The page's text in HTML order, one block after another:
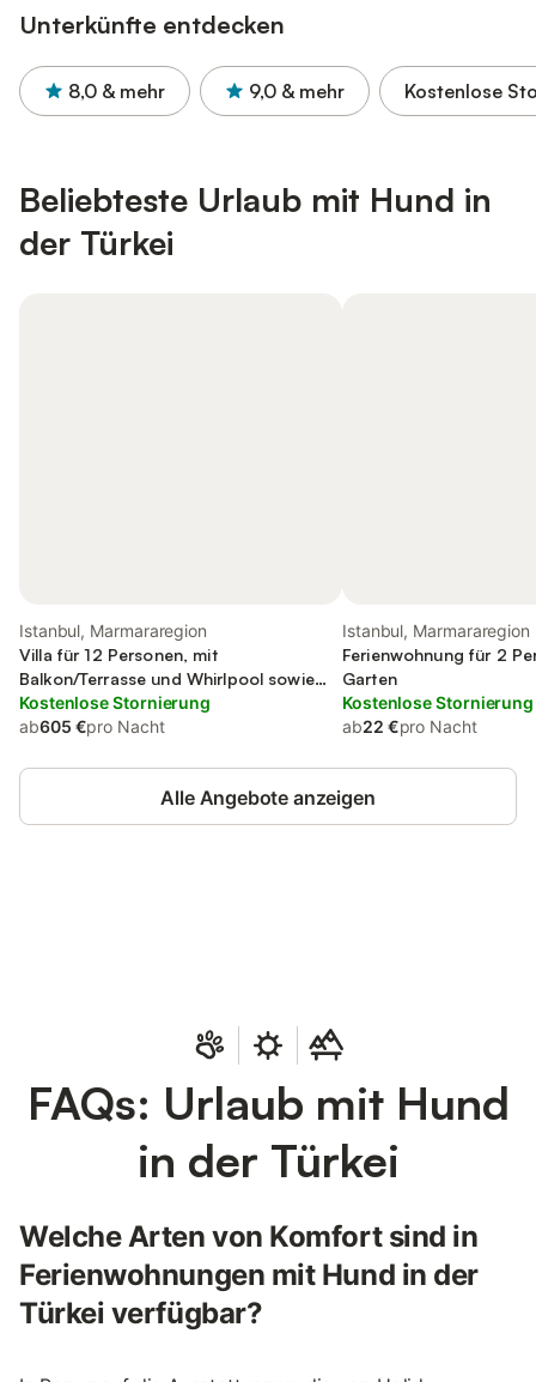
Unterkünfte entdecken
8,0 & mehr 9,0 & mehr Kostenlose
Beliebteste Urlaub mit Hund in
der Türkei
Istanbul, Marmararegion
Villa für 12 Personen, mit
Balkon/Terrasse und Whirlpool sowie
Garten und Ausblick
Kostenlose Stornierung
ab605 €pro Nacht
Istanbul, Marmararegion
Ferienwohnung für 2
Garten
Kostenlose Stornierung
ab22 €pro Nacht
Alle Angebote anzeigen
FAQs: Urlaub mit Hund
in der Türkei
Welche Arten von Komfort sind in
Ferienwohnungen mit Hund in der
Türkei verfügbar?